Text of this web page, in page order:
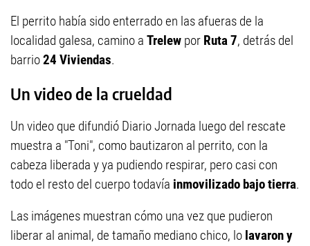
El perrito había sido enterrado en las afueras de la
localidad galesa, camino a Trelew por Ruta 7, detrás del
barrio24 Viviendas.
Un video de la crueldad
Un video que difundió Diario Jornada luego del rescate
muestra a "Toni", como bautizaron al perrito, con la
cabeza liberada y ya pudiendo respirar, pero casi con
todo el resto del cuerpo todavía inmovilizado bajo tierra.
Las imágenes muestran cómo una vez que pudieron
liberar al animal, de tamaño mediano chico, lo lavaron y